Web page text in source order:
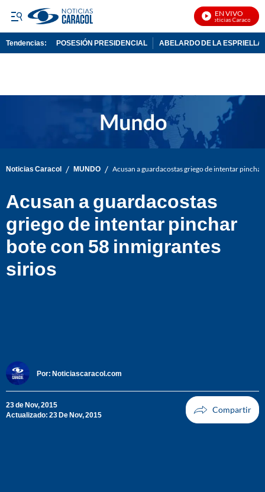
EN VIVO
Noticias Caracol En
Tendencias: POSESIÓN PRESIDENCIAL ABELARDO DE LA ESPRIELLA
Noticias Caracol / MUNDO / Acusan a guardacostas griego de intentar
Acusan a guardacostas
griego de intentar pinchar
bote con 58 inmigrantes
sirios
Por: Noticiascaracol.com
23 de Nov, 2015
Actualizado: 23 De Nov, 2015